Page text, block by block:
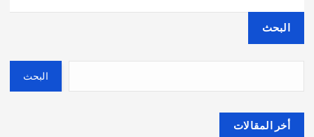
البحث
البحث
أخر المقالات